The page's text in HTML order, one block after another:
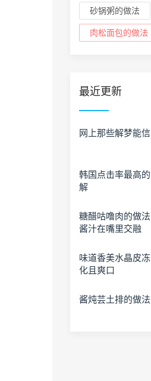
砂锅粥的做法
肉松面包的做法
最近更新
网上那些解梦能
韩国点击率最高
解
糖醋咕噜肉的做
酱汁在嘴里交融
味道香美水晶皮
化且爽口
酱炖芸土排的做